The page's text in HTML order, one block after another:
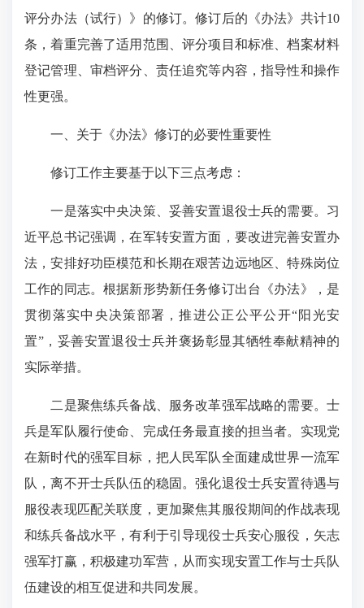
评分办法（试行）》的修订。修订后的《办法》共计10
条，着重完善了适用范围、评分项目和标准、档案材料
登记管理、审档评分、责任追究等内容，指导性和操作
性更强。
一、关于《办法》修订的必要性重要性
修订工作主要基于以下三点考虑：
一是落实中央决策、妥善安置退役士兵的需要。习
近平总书记强调，在军转安置方面，要改进完善安置办
法，安排好功臣模范和长期在艰苦边远地区、特殊岗位
工作的同志。根据新形势新任务修订出台《办法》，是
贯彻落实中央决策部署，推进公正公平公开“阳光安
置”，妥善安置退役士兵并褒扬彰显其牺牲奉献精神的
实际举措。
二是聚焦练兵备战、服务改革强军战略的需要。士
兵是军队履行使命、完成任务最直接的担当者。实现党
在新时代的强军目标，把人民军队全面建成世界一流军
队，离不开士兵队伍的稳固。强化退役士兵安置待遇与
服役表现匹配关联度，更加聚焦其服役期间的作战表现
和练兵备战水平，有利于引导现役士兵安心服役，矢志
强军打赢，积极建功军营，从而实现安置工作与士兵队
伍建设的相互促进和共同发展。